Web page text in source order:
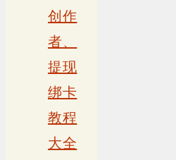
创作
者、
提现
绑卡
教程
大全